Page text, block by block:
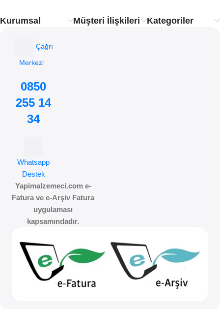
Kurumsal Müşteri İlişkileri Kategoriler
Çağrı
Merkezi
0850
255 14
34
Whatsapp
Destek
Yapimalzemeci.com e-
Fatura ve e-Arşiv Fatura
uygulaması
kapsamındadır.